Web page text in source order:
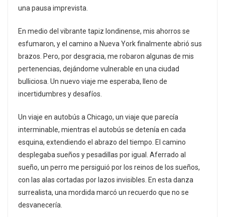
una pausa imprevista.
En medio del vibrante tapiz londinense, mis ahorros se
esfumaron, y el camino a Nueva York finalmente abrió sus
brazos. Pero, por desgracia, me robaron algunas de mis
pertenencias, dejándome vulnerable en una ciudad
bulliciosa. Un nuevo viaje me esperaba, lleno de
incertidumbres y desafíos.
Un viaje en autobús a Chicago, un viaje que parecía
interminable, mientras el autobús se detenía en cada
esquina, extendiendo el abrazo del tiempo. El camino
desplegaba sueños y pesadillas por igual. Aferrado al
sueño, un perro me persiguió por los reinos de los sueños,
con las alas cortadas por lazos invisibles. En esta danza
surrealista, una mordida marcó un recuerdo que no se
desvanecería.